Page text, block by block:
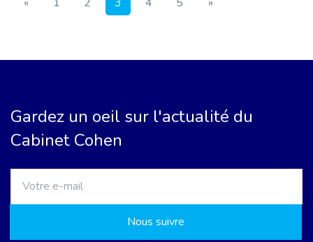
Gardez un oeil sur l'actualité du
Cabinet Cohen
Nous suivre